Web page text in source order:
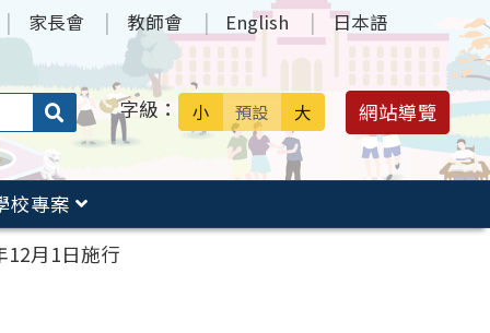
家長會 教師會 English 日本語
搜
送出 字級： 小 預設 大 網站導覽
校專案
12月1日施行